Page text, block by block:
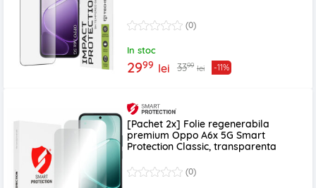
(0)
In stoc
2999 lei 3399 lei -11%
[Pachet 2x] Folie regenerabila
premium Oppo A6x 5G Smart
Protection Classic, transparenta
(0)